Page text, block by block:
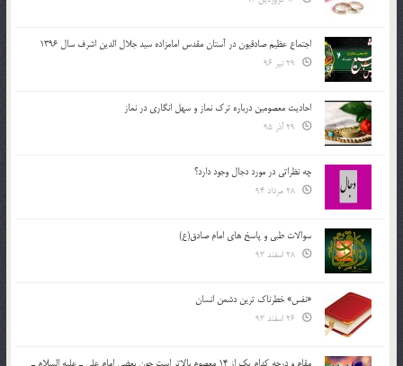
اجتماع عظیم صادقیون در آستان مقدس امامزاده سید جلال الدین اشرف سال 1396
احادیث معصومین درباره ترک نماز و سهل انگاری در نماز
چه نظراتی در مورد دجال وجود دارد؟
سوالات طبی و پاسخ های امام صادق(ع)
«نفس» خطرناک ترین دشمن انسان